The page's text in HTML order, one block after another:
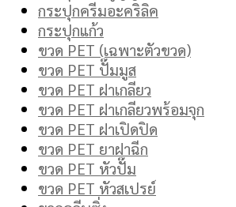
กระปุกครีมอะคริลิค
กระปุกแก้ว
ขวด PET (เฉพาะตัวขวด)
ขวด PET ปั๊มมูส
ขวด PET ฝาเกลียว
ขวด PET ฝาเกลียวพร้อมจุก
ขวด PET ฝาเปิดปิด
ขวด PET ยาฝาฉีก
ขวด PET หัวปั๊ม
ขวด PET หัวสเปรย์